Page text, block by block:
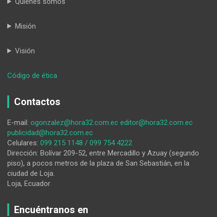
Misión
Visión
Código de ética
a
de
4
detenidos
en
operativo
Contactos
E-mail: ogonzalez@hora32.com.ec editor@hora32.com.ec
publicidad@hora32.com.ec
Celulares: 099 215 1148 / 099 754 4222
Dirección: Bolívar 209-52, entre Mercadillo y Azuay (segundo
piso), a pocos metros de la plaza de San Sebastián, en la
ciudad de Loja.
Loja, Ecuador
Encuéntranos en